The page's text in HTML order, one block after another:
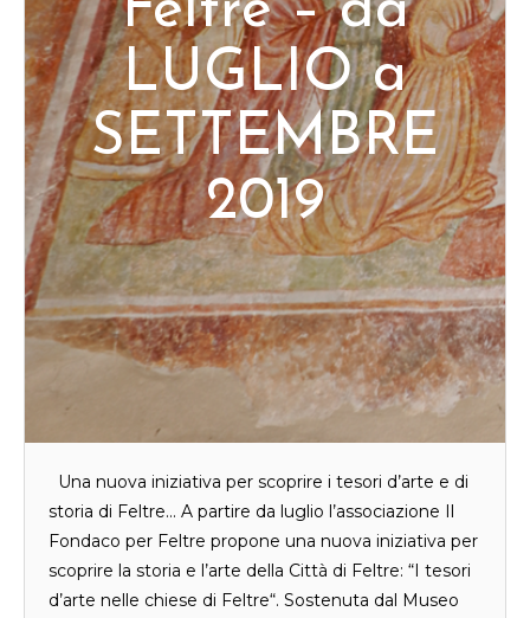
LUGLIO a
SETTEMBRE
2019
Una nuova iniziativa per scoprire i tesori d’arte e di
storia di Feltre… A partire da luglio l’associazione Il
Fondaco per Feltre propone una nuova iniziativa per
scoprire la storia e l’arte della Città di Feltre: “I tesori
d’arte nelle chiese di Feltre“. Sostenuta dal Museo